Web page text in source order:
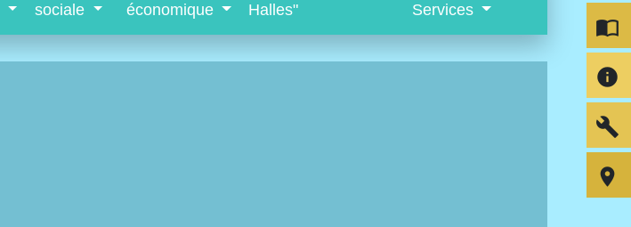
sociale
économique
Halles"
Services
import_contacts
info
build
room